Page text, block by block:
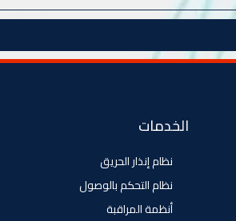
الخدمات
نظام إنذار الحريق
نظام التحكم بالوصول
أنظمة المراقبة